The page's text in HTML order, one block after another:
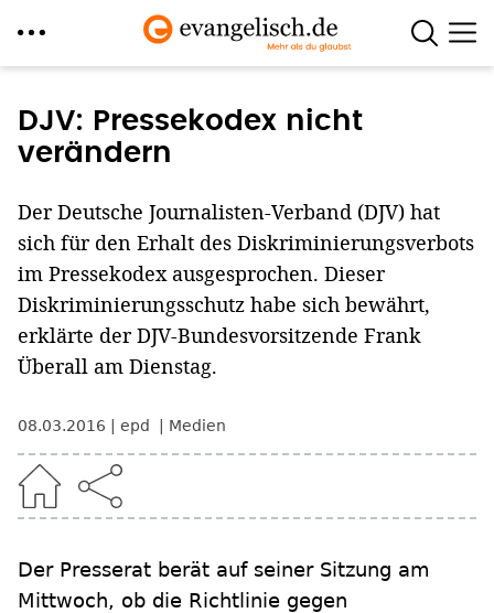
zum
Inhalt
DJV: Pressekodex nicht
verändern
Der Deutsche Journalisten-Verband (DJV) hat
sich für den Erhalt des Diskriminierungsverbots
im Pressekodex ausgesprochen. Dieser
Diskriminierungsschutz habe sich bewährt,
erklärte der DJV-Bundesvorsitzende Frank
Überall am Dienstag.
08.03.2016 epd Medien
Der Presserat berät auf seiner Sitzung am
Mittwoch, ob die Richtlinie gegen